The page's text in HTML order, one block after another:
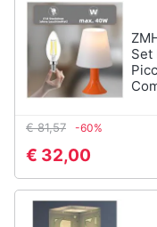
Set
€ 81,57 -60%
€ 32,00